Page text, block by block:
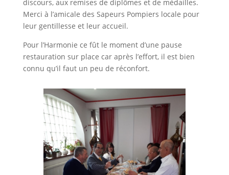
discours, aux remises de diplômes et de médailles.
Merci à l’amicale des Sapeurs Pompiers locale pour
leur gentillesse et leur accueil.
Pour l’Harmonie ce fût le moment d’une pause
restauration sur place car après l’effort, il est bien
connu qu’il faut un peu de réconfort.